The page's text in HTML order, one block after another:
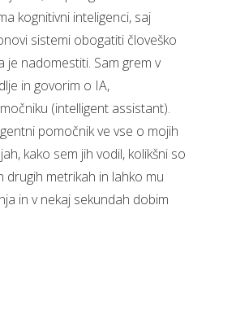
kognitivni inteligenci, saj
sistemi obogatiti človeško
je nadomestiti. Sam grem v
in govorim o IA,
(intelligent assistant).
pomočnik ve vse o mojih
kako sem jih vodil, kolikšni so
drugih metrikah in lahko mu
in v nekaj sekundah dobim